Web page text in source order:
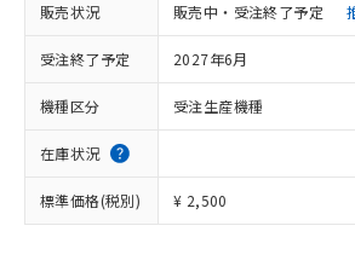
販売状況 販売中・受注終了予定
受注終了予定 2027年6月
機種区分 受注生産機種
在庫状況
標準価格(税別) ¥ 2,500